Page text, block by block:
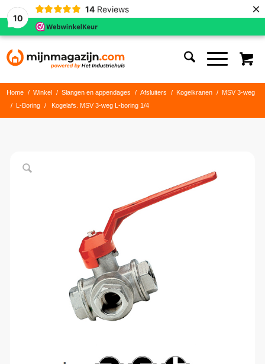
10
14 Reviews ×
Home / Winkel / Slangen en appendages / Afsluiters / Kogelkranen / MSV 3-weg
/ L-Boring / Kogelafs. MSV 3-weg L-boring 1/4